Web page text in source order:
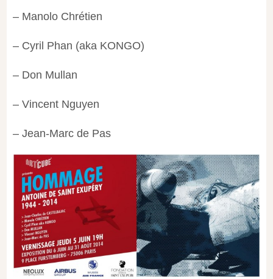
– Manolo Chrétien
– Cyril Phan (aka KONGO)
– Don Mullan
– Vincent Nguyen
– Jean-Marc de Pas